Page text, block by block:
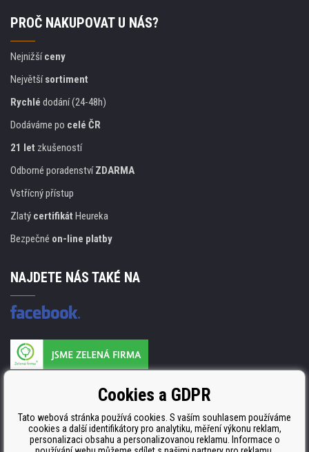
PROČ NAKUPOVAT U NÁS?
Nejnižšíceny
Největšísortiment
Rychlé dodání (24-48h)
Dodáváme po celé ČR
21 let zkušeností
Odborné poradenstvíZDARMA
Vstřícný přístup
Zlatý certifikát Heureka
Bezpečné on-line platby
NAJDETE NÁS TAKÉ NA
ISO 9001. ISO 14001 a STMC.Cookies a GDPR
Tato webová stránka používá cookies. S vaším souhlasem používáme
cookies a další identifikátory pro analytiku, měření výkonu reklam,
personalizaci obsahu a personalizovanou reklamu. Informace o